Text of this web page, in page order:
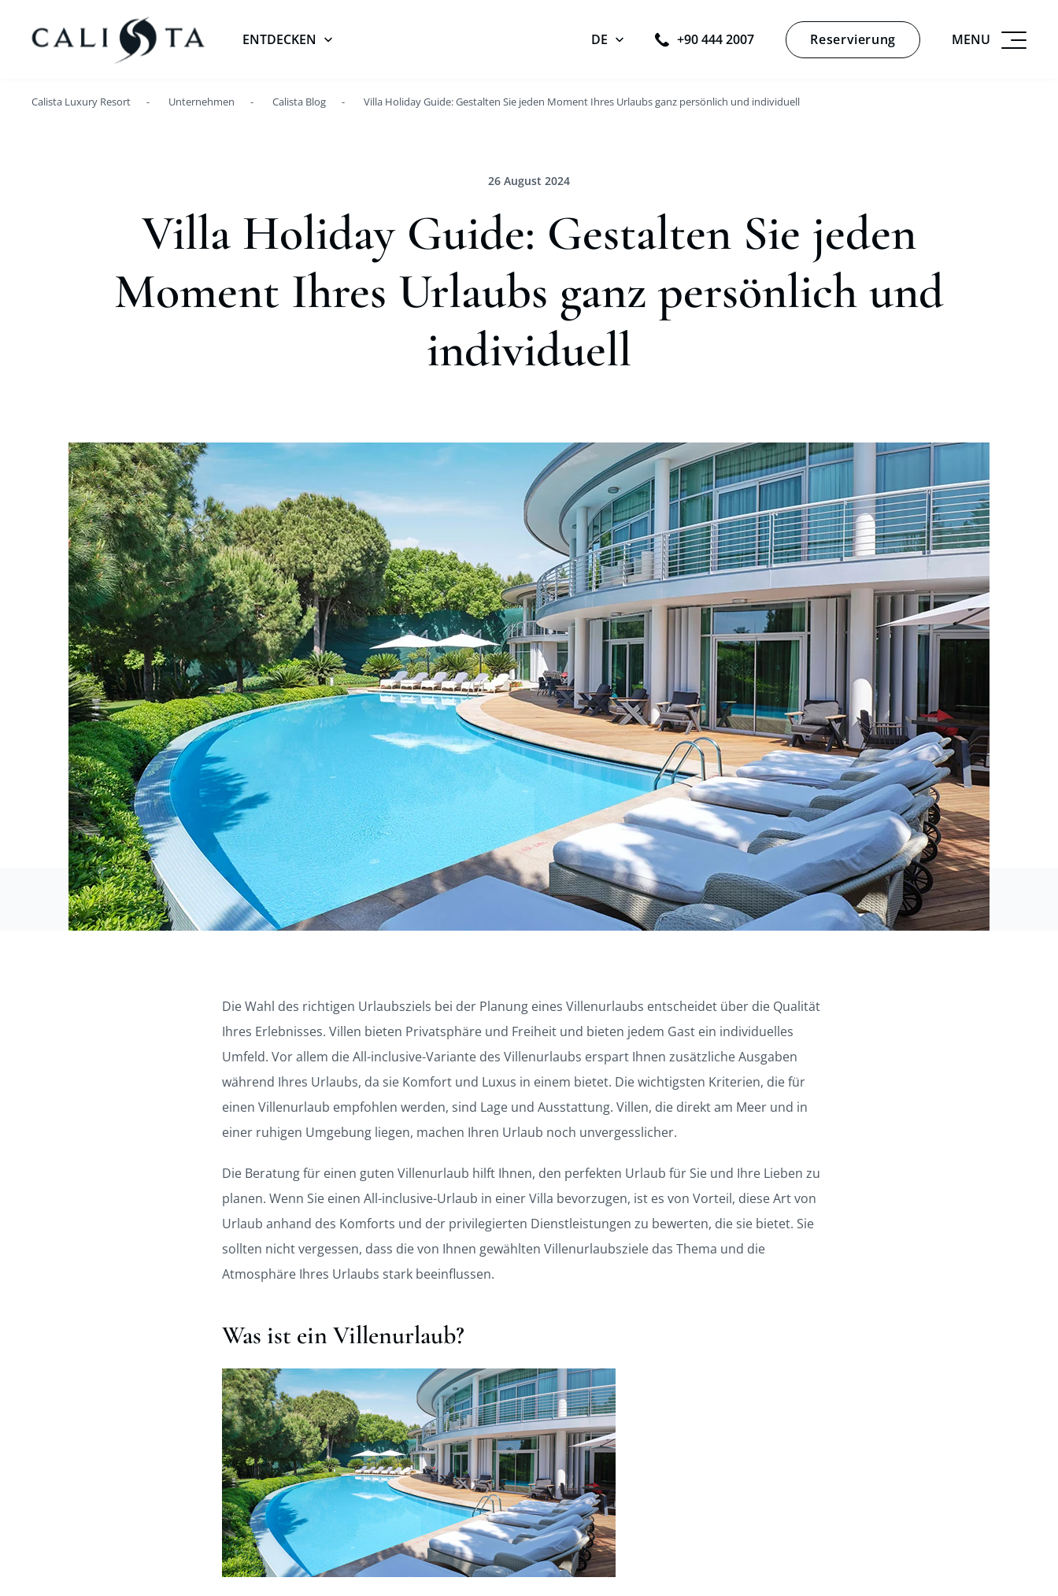
ENTDECKEN DE +90 444 2007 Reservierung MENU
Villa Holiday Guide: Gestalten Sie jeden Moment Ihres Urlaubs ganz persönlich und individuell
Calista Blog
Unternehmen
Calista Luxury Resort
26 August 2024
Villa Holiday Guide: Gestalten Sie jeden
Moment Ihres Urlaubs ganz persönlich und
individuell
Die Wahl des richtigen Urlaubsziels bei der Planung eines Villenurlaubs entscheidet über die Qualität
Ihres Erlebnisses. Villen bieten Privatsphäre und Freiheit und bieten jedem Gast ein individuelles
Umfeld. Vor allem die All-inclusive-Variante des Villenurlaubs erspart Ihnen zusätzliche Ausgaben
während Ihres Urlaubs, da sie Komfort und Luxus in einem bietet. Die wichtigsten Kriterien, die für
einen Villenurlaub empfohlen werden, sind Lage und Ausstattung. Villen, die direkt am Meer und in
einer ruhigen Umgebung liegen, machen Ihren Urlaub noch unvergesslicher.
Die Beratung für einen guten Villenurlaub hilft Ihnen, den perfekten Urlaub für Sie und Ihre Lieben zu
planen. Wenn Sie einen All-inclusive-Urlaub in einer Villa bevorzugen, ist es von Vorteil, diese Art von
Urlaub anhand des Komforts und der privilegierten Dienstleistungen zu bewerten, die sie bietet. Sie
sollten nicht vergessen, dass die von Ihnen gewählten Villenurlaubsziele das Thema und die
Atmosphäre Ihres Urlaubs stark beeinflussen.
Was ist ein Villenurlaub?